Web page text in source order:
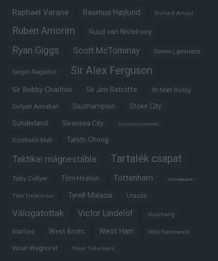
Raphaël Varane Rasmus Højlund Richard Arnold
Ruben Amorim Ruud van Nistelrooy
Ryan Giggs Scott McTominay Senne Lammens
Sergio Reguilon Sir Alex Ferguson
Sir Bobby Charlton Sir Jim Ratcliffe Sir Matt Busby
Sofyan Amrabat Southampton Stoke City
Sunderland Swansea City Szurkoló szemmel
Szurkolói klub Tahith Chong
Taktikai mágnestábla Tartalék csapat
Toby Collyer Tom Heaton Tottenham Trófeabibliográfia
Tyler Fredericson Tyrell Malacia Utazás
Válogatottak Victor Lindelöf Visszhang
Watford West Brom West Ham Willy Kambwala
Wout Weghorst Youri Tielemans